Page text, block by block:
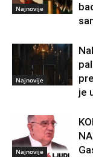
Najnovije
Najnovije
je
Najnovije